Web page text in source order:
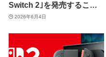
Switch 2｣を発売すること
を明らかに
2026年6月4日